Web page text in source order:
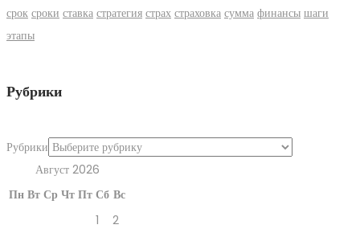
срок сроки ставка стратегия страх страховка сумма финансы шаги
этапы
Рубрики
Рубрики
Август 2026
Пн Вт Ср Чт Пт Сб Вс
1
2